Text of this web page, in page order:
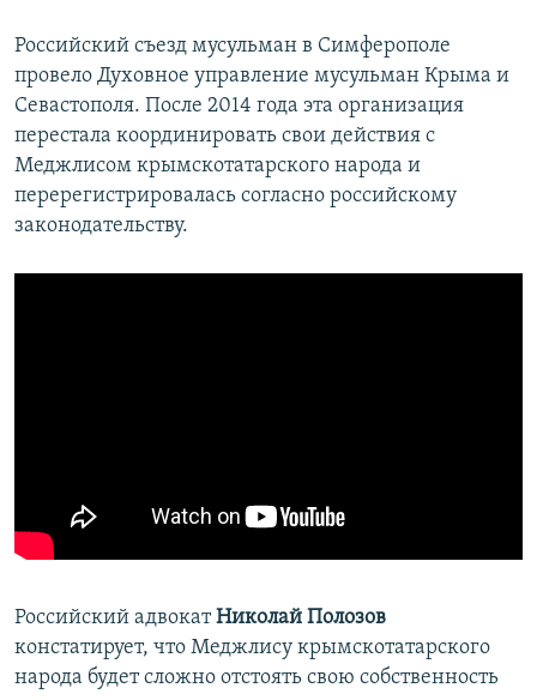
Российский съезд мусульман в Симферополе
провело Духовное управление мусульман Крыма и
Севастополя. После 2014 года эта организация
перестала координировать свои действия с
Меджлисом крымскотатарского народа и
перерегистрировалась согласно российскому
законодательству.
Российский адвокатНиколай Полозов
констатирует, что Меджлису крымскотатарского
народа будет сложно отстоять свою собственность